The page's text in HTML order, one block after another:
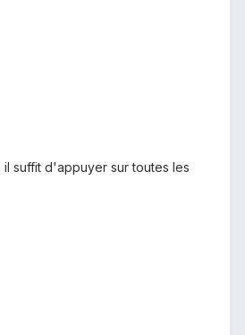
suffit d'appuyer sur toutes les